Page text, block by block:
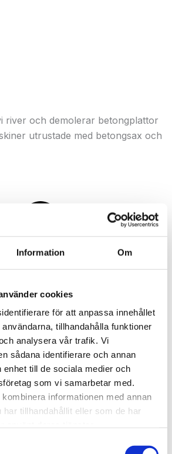
Information Om
cookies
för att anpassa innehållet
tillhandahålla funktioner
analysera vår trafik. Vi
sådana identifierare och annan
enhet till de sociala medier och
som vi samarbetar med.
informationen med annan
har tillhandahållit eller som de har
river och demolerar betongplattor
utrustade med betongsax och